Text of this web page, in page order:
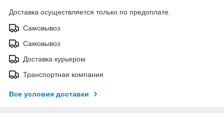
Доставка осуществляется только по предоплате.
Самовывоз
Самовывоз
Доставка курьером
Транспортная компания
Все условия доставки